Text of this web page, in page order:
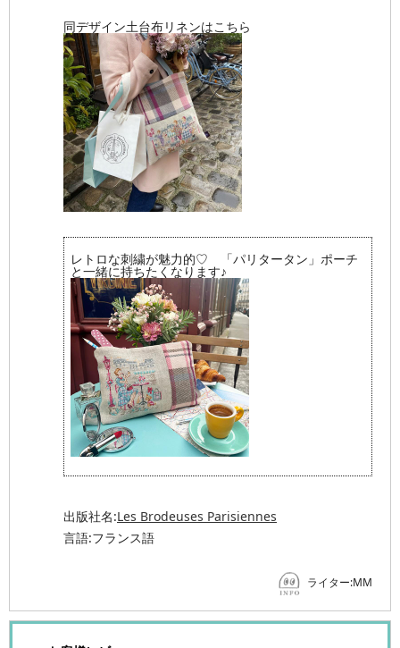
同デザイン土台布リネンはこちら
レトロな刺繍が魅力的♡ 「パリタータン」ポーチ
と一緒に持ちたくなります♪
出版社名:Les Brodeuses Parisiennes
言語:フランス語
ライター:MM